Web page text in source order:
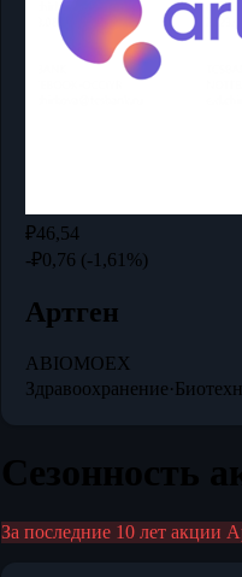
₽46,54
-₽0,76 (-1,61%)
Артген
ABIOMOEX
Здравоохранение·
За последние 10 лет акции